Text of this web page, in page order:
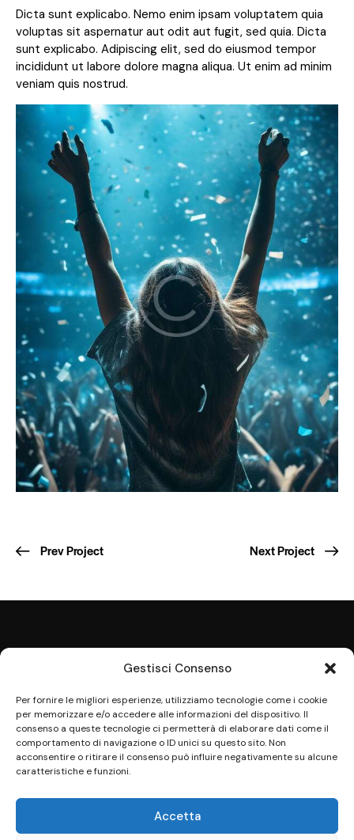
Gestisci Consenso
Per fornire le migliori esperienze, utilizziamo tecnologie come i cookie
per memorizzare e/o accedere alle informazioni del dispositivo. Il
consenso a queste tecnologie ci permetterà di elaborare dati come il
comportamento di navigazione o ID unici su questo sito. Non
acconsentire o ritirare il consenso può influire negativamente su alcune
caratteristiche e funzioni.
Accetta
Dicta sunt explicabo. Nemo enim ipsam voluptatem quia
voluptas sit aspernatur aut odit aut fugit, sed quia. Dicta
sunt explicabo. Adipiscing elit, sed do eiusmod tempor
incididunt ut labore dolore magna aliqua. Ut enim ad minim
veniam quis nostrud.
Prev Project Next Project
Indirizzo
Via F. Bonetta, 35
97019 Vittoria (RG)
Contatti
info@lagovuveri.it